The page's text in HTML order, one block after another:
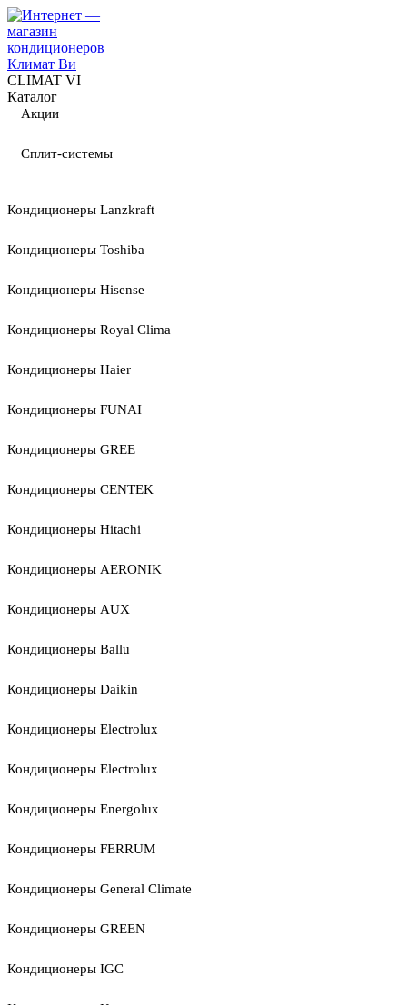
CLIMAT VI
Каталог
Акции
Сплит-системы
Кондиционеры Lanzkraft
Кондиционеры Toshiba
Кондиционеры Hisense
Кондиционеры Royal Clima
Кондиционеры Haier
Кондиционеры FUNAI
Кондиционеры GREE
Кондиционеры CENTEK
Кондиционеры Hitachi
Кондиционеры AERONIK
Кондиционеры AUX
Кондиционеры Ballu
Кондиционеры Daikin
Кондиционеры Electrolux
Кондиционеры Electrolux
Кондиционеры Energolux
Кондиционеры FERRUM
Кондиционеры General Climate
Кондиционеры GREEN
Кондиционеры IGC